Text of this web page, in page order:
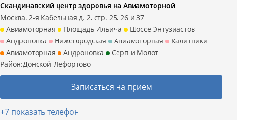
Скандинавский центр здоровья на Авиамоторной
Москва, 2-я Кабельная д. 2, стр. 25, 26 и 37
Авиамоторная
Площадь Ильича
Шоссе Энтузиастов
Андроновка
Нижегородская Авиамоторная
Калитники
Авиамоторная
Андроновка
Серп и Молот
Район:Донской Лефортово
Записаться на прием
+7 показать телефон